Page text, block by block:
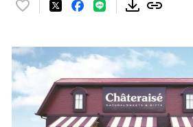
い
！
数
読